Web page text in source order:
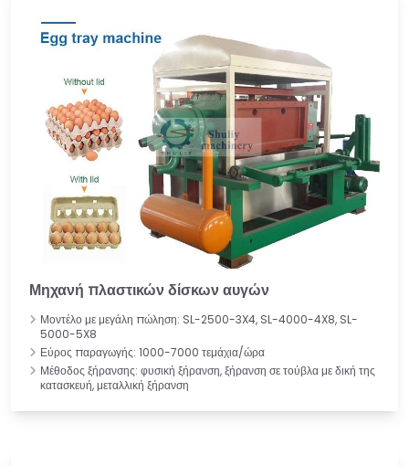
Μηχανή πλαστικών δίσκων αυγών
Μοντέλο με μεγάλη πώληση: SL-2500-3X4, SL-4000-4X8, SL-
5000-5X8
Εύρος παραγωγής: 1000-7000 τεμάχια/ώρα
Μέθοδος ξήρανσης: φυσική ξήρανση, ξήρανση σε τούβλα με δική της
κατασκευή, μεταλλική ξήρανση